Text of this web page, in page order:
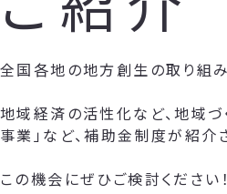
全国各地の地方創生の取り組
地域経済の活性化など、地域づ
事業」など、補助金制度が紹介
この機会にぜひご検討ください！